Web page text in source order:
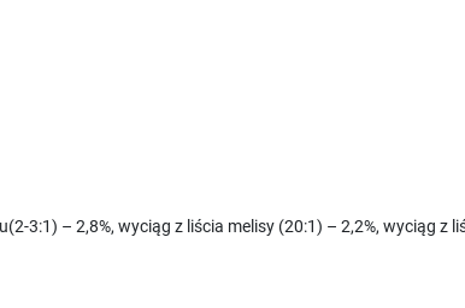
3:1) – 2,8%, wyciąg z liścia melisy (20:1) – 2,2%, wyciąg